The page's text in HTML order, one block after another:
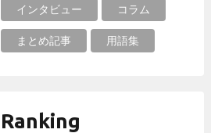
インタビュー コラム
まとめ記事 用語集
Ranking